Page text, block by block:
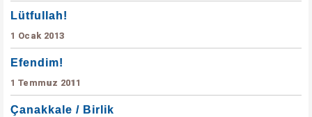
Lütfullah!
1 Ocak 2013
Efendim!
1 Temmuz 2011
Çanakkale / Birlik